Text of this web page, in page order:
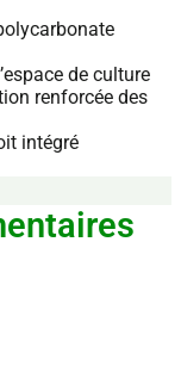
de culture
renforcée des
intégré